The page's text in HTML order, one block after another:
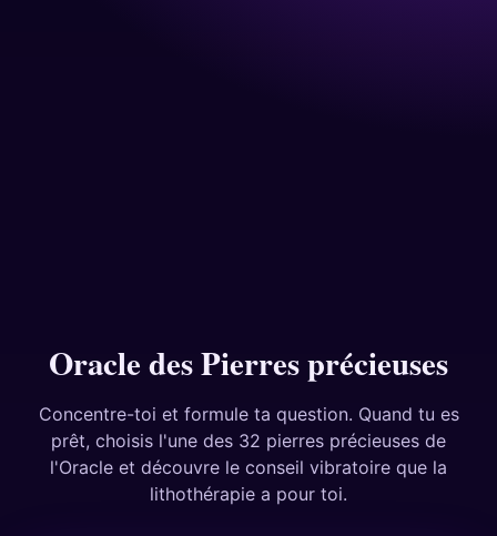
Oracle des Pierres précieuses
Concentre-toi et formule ta question. Quand tu es
prêt, choisis l'une des 32 pierres précieuses de
l'Oracle et découvre le conseil vibratoire que la
lithothérapie a pour toi.